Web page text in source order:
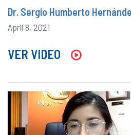
Dr. Sergio Humberto
April 8, 2021
VER VIDEO